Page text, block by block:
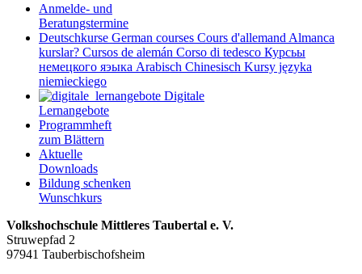
Anmelde- und
Beratungstermine
Deutschkurse German courses Cours d'allemand Almanca
kurslar? Cursos de alemán Corso di tedesco Курсьы
немецкого яэыка Arabisch Chinesisch Kursy języka
niemieckiego
Digitale
Lernangebote
Programmheft
zum Blättern
Aktuelle
Downloads
Bildung schenken
Wunschkurs
Volkshochschule Mittleres Taubertal e. V.
Struwepfad 2
97941 Tauberbischofsheim